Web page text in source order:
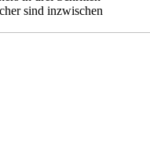
sind inzwischen